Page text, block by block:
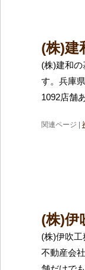
(株)建
(株)建和
す。兵庫
1092店舗
関連ページ |
(株)伊
(株)伊吹
不動産会